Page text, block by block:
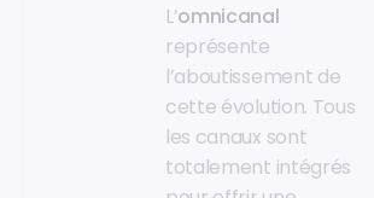
L’omnicanal
représente
l’aboutissement de
cette évolution. Tous
les canaux sont
totalement intégrés